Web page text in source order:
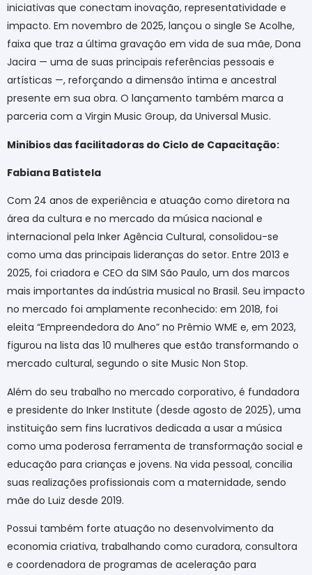
iniciativas que conectam inovação, representatividade e
impacto. Em novembro de 2025, lançou o single Se Acolhe,
faixa que traz a última gravação em vida de sua mãe, Dona
Jacira — uma de suas principais referências pessoais e
artísticas —, reforçando a dimensão íntima e ancestral
presente em sua obra. O lançamento também marca a
parceria com a Virgin Music Group, da Universal Music.
Minibios das facilitadoras do Ciclo de Capacitação:
Fabiana Batistela
Com 24 anos de experiência e atuação como diretora na
área da cultura e no mercado da música nacional e
internacional pela Inker Agência Cultural, consolidou-se
como uma das principais lideranças do setor. Entre 2013 e
2025, foi criadora e CEO da SIM São Paulo, um dos marcos
mais importantes da indústria musical no Brasil. Seu impacto
no mercado foi amplamente reconhecido: em 2018, foi
eleita “Empreendedora do Ano” no Prêmio WME e, em 2023,
figurou na lista das 10 mulheres que estão transformando o
mercado cultural, segundo o site Music Non Stop.
Além do seu trabalho no mercado corporativo, é fundadora
e presidente do Inker Institute (desde agosto de 2025), uma
instituição sem fins lucrativos dedicada a usar a música
como uma poderosa ferramenta de transformação social e
educação para crianças e jovens. Na vida pessoal, concilia
suas realizações profissionais com a maternidade, sendo
mãe do Luiz desde 2019.
Possui também forte atuação no desenvolvimento da
economia criativa, trabalhando como curadora, consultora
e coordenadora de programas de aceleração para